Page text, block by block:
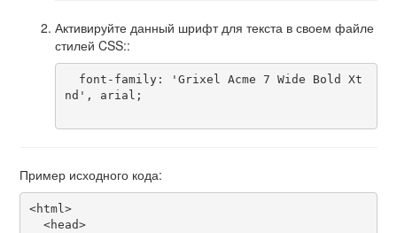
Активируйте данный шрифт для текста в своем файле
стилей CSS::
nd', arial;
Пример исходного кода:
<html>